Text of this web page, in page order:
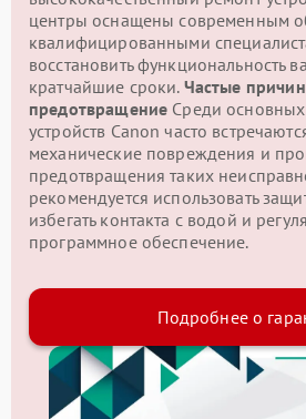
центры оснащены современным
квалифицированными
восстановить функциональность
кратчайшие сроки. Частые
предотвращение Среди
устройств Canon часто
механические повреждения и
предотвращения таких
рекомендуется использовать
избегать контакта с водой и
программное обеспечение.
Подробнее о